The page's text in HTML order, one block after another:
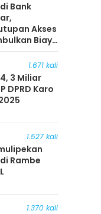
Bank
Akses
Biaya
1.671 kali
3 Miliar
DPRD Karo
1.527 kali
Rambe
1.370 kali